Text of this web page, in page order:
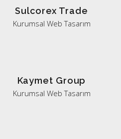
Sulcorex Trade
Kurumsal Web Tasarım
Kaymet Group
Kurumsal Web Tasarım